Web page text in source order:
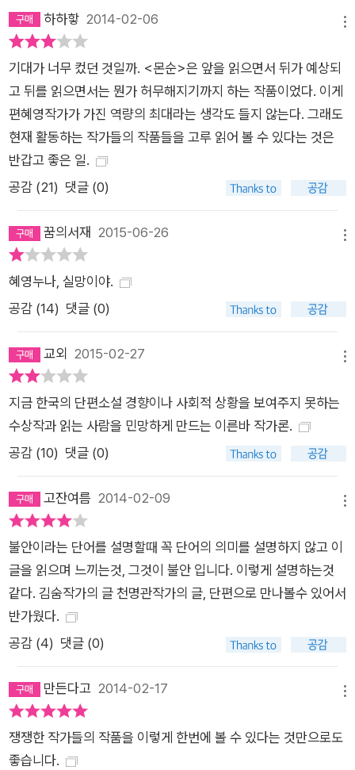
이물질로 가득 차 있는 이 삶의 깊이를 다시 응시하게 한 작가의
역량에 신뢰를 보낸다”고 밝혔다. 심사위원들은 불안사회의 어떤
징후에 대한 소설적 탐구에 해당하는 이 작품의 성과를 높이 평가
하여 <몬순>을 2014년도 제38회 이상문학상 대상 수상작으로
선정하는 데 의견의 일치를 보았다. ■ 대상 수상작 <몬순>, 그
리고 주옥같은 8편의 우수상 수상작 <몬순>은 아이의 죽음을 서
사의 바탕의 깔고, 제목이 암시하듯 삶의 불확정적인 요소들을 집
요하게 응시한 작품이다. 더불어 관계의 틈에 도사리고 있는 극복
할 수 없는 괴리감과 단절감이 ‘단전’의 상황에 빗대져 작가만의
건조하고 치밀한 문체로 유려하게 서술돼 있다. 그 어떤 것도 확
실하거나 증명되지 않는 삶, 부조리함이 어느덧 전제로 작용하는
삶 속에서 주인공은 실체 없는 존재로 변해가는 자신을 다만 무기
력하게 지켜볼 뿐이다. 관계로 표현되는 삶의 생태성이 무너져가
는 현실을 압축해서 드러낸 이 작품은 반복되는 생활 속에 함몰되
어 놓쳐버리고 말았던 진실의 무수한 파편들을 보여주고 있다. 대
상 수상작 외에도 학교폭력 가해학생의 아버지가 겪는 다양한 상
념과 혼란을 통해 선善과 악惡의 근본적 정의에 대해 질문한 김
숨의 <법法 앞에서>, 기억을 모두 잃고 한 일가가 파국으로 치닫
는 과정을 통해 삶의 균열을 그린 손홍규의 <기억을 잃은 자들의
음의 양면성을 표현한 천명관의 <파충류의 밤>도 눈여겨볼 작
품이다. 또한 두 세계에 관한 기억과 기록을 치밀한 구도로 교차
의 호위>, 유일무이한 어떤 가치가 상업적 포즈에 휘둘리면서 점
차 소멸해가는 과정을 그린 윤고은의 <프레디의 사생아>도 고
유한 개성을 발하는 작품이다. 아울러 기린불에 대한 맹목적인 사
랑에 빠진 한 남자의 이야기를 통해 참과 거짓의 정의에 질문을
던지는 이장욱의 <기린이 아닌 모든 것에 대한 이야기>, ‘쿤’이
는 여정을 다룬 윤이형의 <쿤의 여행>, 본론과 각주로 이어진 독
특한 소설 쓰기로 숨은 역량을 보여준 안보윤의 <나선의 방향>
도 주목해볼 만한 수작이다.
하하핳 2014-02-06
기대가 너무 컸던 것일까. <몬순>은 앞을 읽으면서 뒤가 예상되
고 뒤를 읽으면서는 뭔가 허무해지기까지 하는 작품이었다. 이게
편혜영작가가 가진 역량의 최대라는 생각도 들지 않는다. 그래도
현재 활동하는 작가들의 작품들을 고루 읽어 볼 수 있다는 것은
반갑고 좋은 일.
공감 (21) 댓글 (0)
꿈의서재 2015-06-26
혜영누나, 실망이야.
공감 (14) 댓글 (0)
교외 2015-02-27
지금 한국의 단편소설 경향이나 사회적 상황을 보여주지 못하는
수상작과 읽는 사람을 민망하게 만드는 이른바 작가론.
공감 (10) 댓글 (0)
고잔여름 2014-02-09
불안이라는 단어를 설명할때 꼭 단어의 의미를 설명하지 않고 이
글을 읽으며 느끼는것, 그것이 불안 입니다. 이렇게 설명하는것
같다. 김숨작가의 글 천명관작가의 글, 단편으로 만나볼수 있어서
반가웠다.
공감 (4) 댓글 (0)
만든다고 2014-02-17
쟁쟁한 작가들의 작품을 이렇게 한번에 볼 수 있다는 것만으로도
좋습니다.